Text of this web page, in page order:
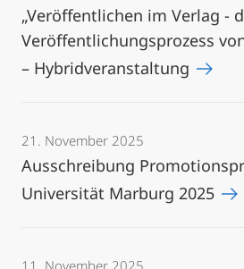
„Veröffentlichen im Verlag -
Veröffentlichungsprozess
– Hybridveranstaltung
21. November 2025
Ausschreibung
Universität Marburg 2025
11. November 2025